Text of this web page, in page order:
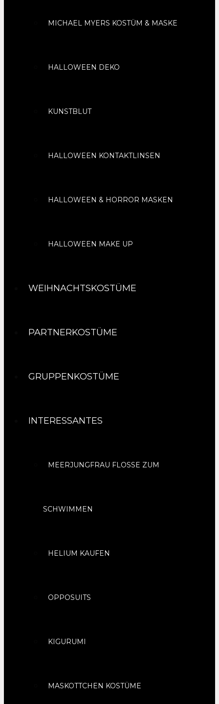
MICHAEL MYERS KOSTÜM & MASKE
HALLOWEEN DEKO
KUNSTBLUT
HALLOWEEN KONTAKTLINSEN
HALLOWEEN & HORROR MASKEN
HALLOWEEN MAKE UP
WEIHNACHTSKOSTÜME
PARTNERKOSTÜME
GRUPPENKOSTÜME
INTERESSANTES
MEERJUNGFRAU FLOSSE ZUM
SCHWIMMEN
HELIUM KAUFEN
OPPOSUITS
KIGURUMI
MASKOTTCHEN KOSTÜME